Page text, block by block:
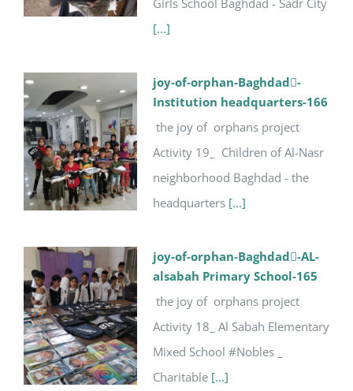
[...]
joy-of-orphan-Baghdad-ِ
Institution headquarters-166
the joy of orphans project
Activity 19_ Children of Al-Nasr
neighborhood Baghdad - the
headquarters [...]
joy-of-orphan-Baghdad-ِAL-
alsabah Primary School-165
the joy of orphans project
Activity 18_ Al Sabah Elementary
Mixed School #Nobles _
Charitable [...]